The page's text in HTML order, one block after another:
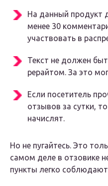
На данный продукт
менее 30
участвовать в
Текст не должен
рерайтом. За это
Если посетитель
отзывов за сутки,
начислят.
Но не пугайтесь. Это
самом деле в отзовике
пункты легко